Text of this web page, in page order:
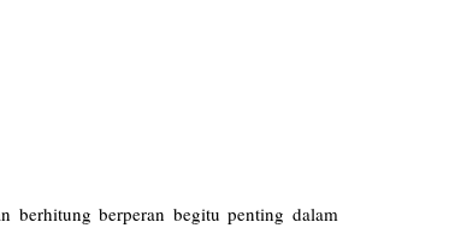
berhitung berperan begitu penting dalam